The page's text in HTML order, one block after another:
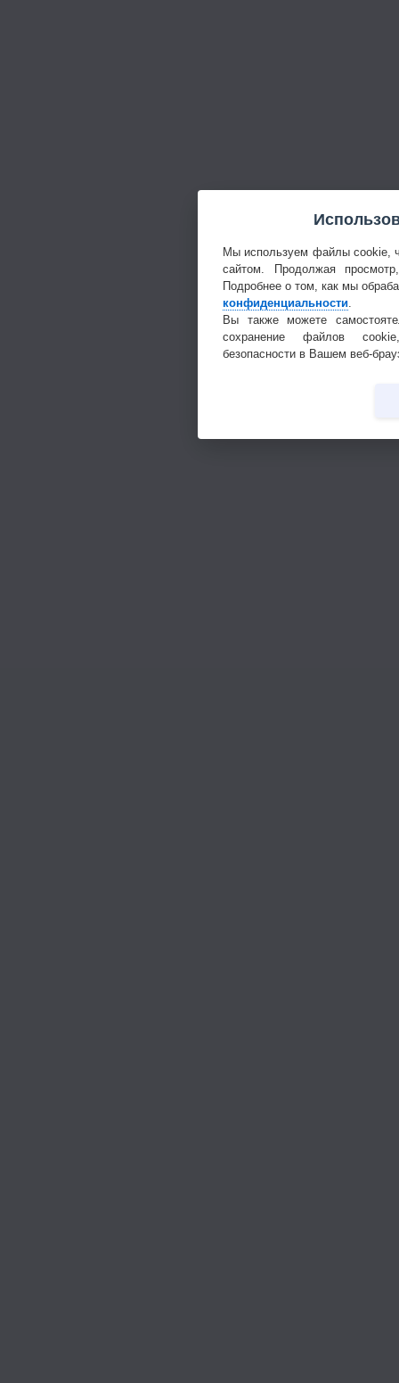
Мы используем файлы cookie,
сайтом. Продолжая
Подробнее о том, как мы
конфиденциальности
Вы также можете
сохранение файлов
безопасности в Вашем веб-